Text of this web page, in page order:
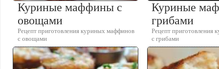
Куриные маффины с
овощами
Рецепт приготовления куриных маффинов
с овощами
Куриные
грибами
Рецепт приготовления
с грибами